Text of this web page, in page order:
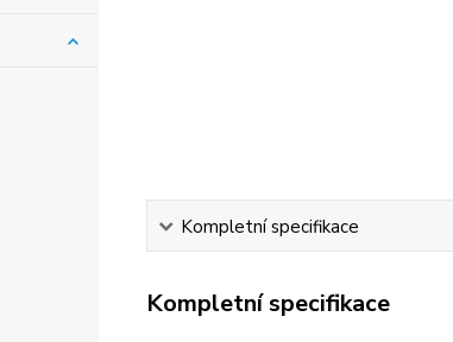
Kompletní specifikace
Kompletní specifikace